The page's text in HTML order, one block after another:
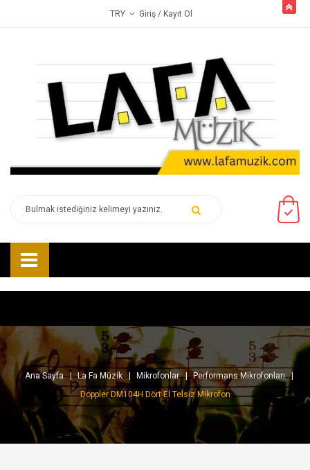
TRY Giriş / Kayıt Ol
Ana Sayfa La Fa Müzik Mikrofonlar
Performans Mikrofonları
Doppler DM104H Dört El Telsiz Mikrofon